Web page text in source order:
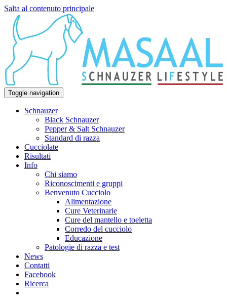
Salta al contenuto principale
Toggle navigation
Schnauzer
Black Schnauzer
Pepper & Salt Schnauzer
Standard di razza
Cucciolate
Risultati
Info
Chi siamo
Riconoscimenti e gruppi
Benvenuto Cucciolo
Alimentazione
Cure Veterinarie
Cure del mantello e toeletta
Corredo del cucciolo
Educazione
Patologie di razza e test
News
Contatti
Facebook
Ricerca